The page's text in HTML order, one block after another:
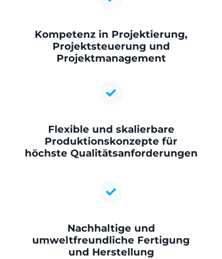
Kompetenz in Projektierung,
Projektsteuerung und
Projektmanagement
Flexible und skalierbare
Produktionskonzepte für
höchste Qualitätsanforderungen
Nachhaltige und
umweltfreundliche Fertigung
und Herstellung